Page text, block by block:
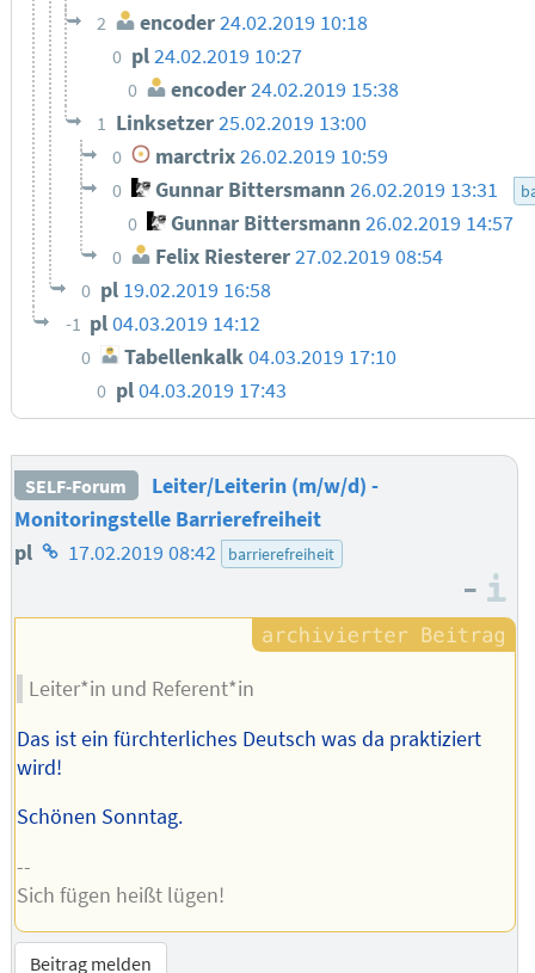
2 encoder24.02.2019 10:18
0 pl24.02.2019 10:27
0 encoder24.02.2019 15:38
1 Linksetzer25.02.2019 13:00
0 marctrix26.02.2019 10:59
0 Gunnar Bittersmann26.02.2019 13:31
0 Gunnar Bittersmann26.02.2019 14:57
0 Felix Riesterer27.02.2019 08:54
0 pl 19.02.2019 16:58
-1 pl04.03.2019 14:12
0 Tabellenkalk 04.03.2019 17:10
0 pl04.03.2019 17:43
SELF-Forum
Leiter/Leiterin (m/w/d) -
Monitoringstelle Barrierefreiheit
pl Homepage
Autors
17.02.2019 08:42 barrierefreiheit
–
Leiter*in und Referent*in
Das ist ein fürchterliches Deutsch was da praktiziert
wird!
Schönen Sonntag.
--
Sich fügen heißt lügen!
Beitrag melden